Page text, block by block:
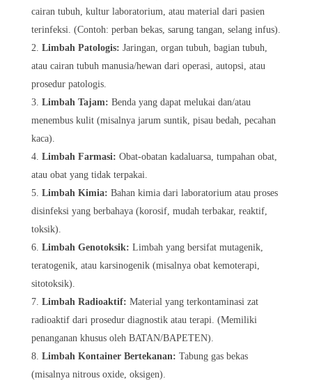
cairan tubuh, kultur laboratorium, atau material dari pasien
terinfeksi. (Contoh: perban bekas, sarung tangan, selang infus).
Limbah Patologis: Jaringan, organ tubuh, bagian tubuh,
atau cairan tubuh manusia/hewan dari operasi, autopsi, atau
prosedur patologis.
Limbah Tajam: Benda yang dapat melukai dan/atau
menembus kulit (misalnya jarum suntik, pisau bedah, pecahan
kaca).
Limbah Farmasi: Obat-obatan kadaluarsa, tumpahan obat,
atau obat yang tidak terpakai.
Limbah Kimia: Bahan kimia dari laboratorium atau proses
disinfeksi yang berbahaya (korosif, mudah terbakar, reaktif,
toksik).
Limbah Genotoksik: Limbah yang bersifat mutagenik,
teratogenik, atau karsinogenik (misalnya obat kemoterapi,
sitotoksik).
Limbah Radioaktif: Material yang terkontaminasi zat
radioaktif dari prosedur diagnostik atau terapi. (Memiliki
penanganan khusus oleh BATAN/BAPETEN).
Limbah Kontainer Bertekanan: Tabung gas bekas
(misalnya nitrous oxide, oksigen).